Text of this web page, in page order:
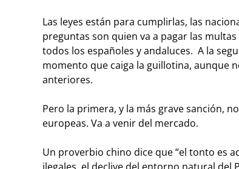
Las leyes están para cumplirlas, las
preguntas son quien va a pagar las
todos los españoles y andaluces. A la
momento que caiga la guillotina, aunque
anteriores.
Pero la primera, y la más grave sanción,
europeas. Va a venir del mercado.
Un proverbio chino dice que “el tonto es